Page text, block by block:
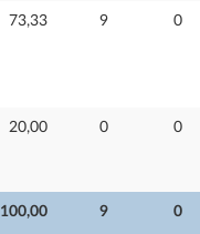
100,00 9 0
73,33 9 0
20,00 0 0